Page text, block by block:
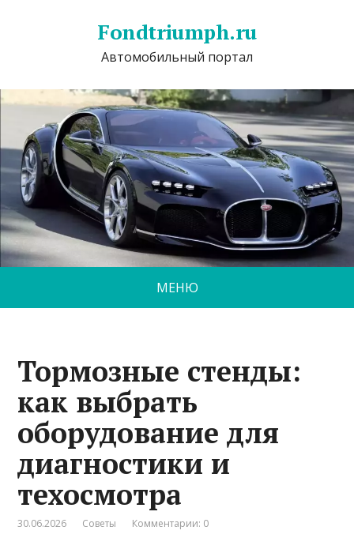
Fondtriumph.ru
Автомобильный портал
МЕНЮ
Тормозные стенды:
как выбрать
оборудование для
диагностики и
техосмотра
30.06.2026 Советы Комментарии: 0